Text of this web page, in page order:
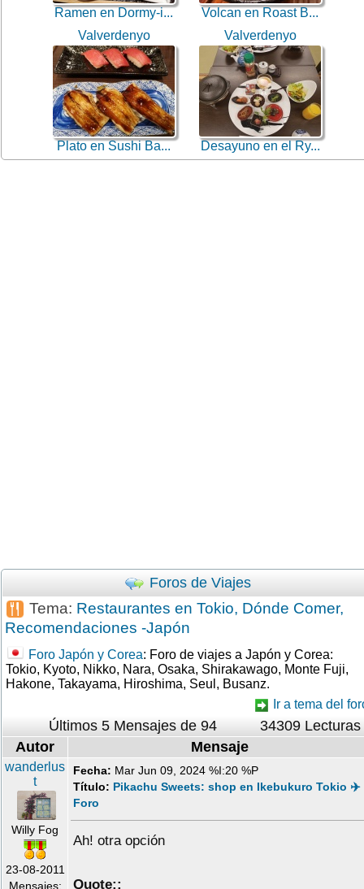
Ramen en Dormy-i...
Volcan en Roast B...
Valverdenyo
Plato en Sushi Ba...
Valverdenyo
Desayuno en el Ry...
Foros de Viajes
Tema: Restaurantes en Tokio, Dónde Comer,
Recomendaciones -Japón
Foro Japón y Corea: Foro de viajes a Japón y Corea:
Tokio, Kyoto, Nikko, Nara, Osaka, Shirakawago, Monte Fuji,
Hakone, Takayama, Hiroshima, Seul, Busanz.
Ir a tema del
Últimos 5 Mensajes de 94
34309 Lecturas
Autor
Mensaje
wanderlus
t
Willy Fog
23-08-2011
Mensajes:
Fecha: Mar Jun 09, 2024 %I:20 %P
Título: Pikachu Sweets: shop en Ikebukuro Tokio ✈️
Foro
Ah! otra opción
Quote::